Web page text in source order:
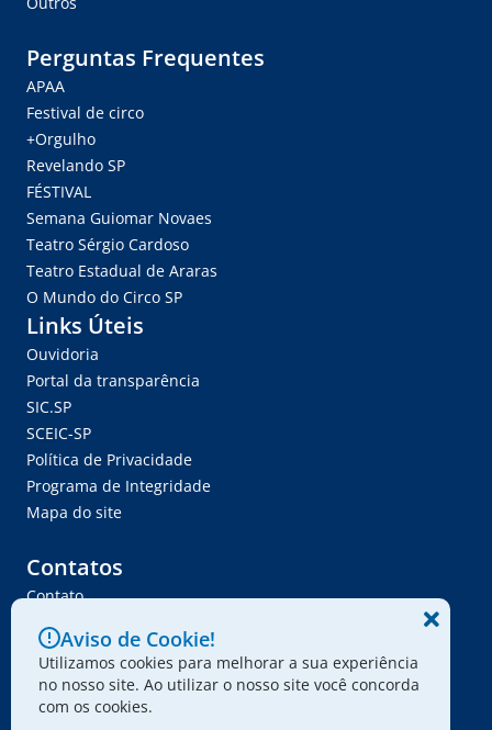
Perguntas Frequentes
APAA
Festival de circo
+Orgulho
Revelando SP
FÉSTIVAL
Semana Guiomar Novaes
Teatro Sérgio Cardoso
Teatro Estadual de Araras
O Mundo do Circo SP
Links Úteis
Ouvidoria
Portal da transparência
SIC.SP
SCEIC-SP
Política de Privacidade
Programa de Integridade
Mapa do site
Contatos
Contato
Trabalhe Conosco
Ser Fornecedor
Envie seu projeto
Aviso de Cookie!
Utilizamos cookies para melhorar a sua experiência
no nosso site. Ao utilizar o nosso site você concorda
com os cookies.